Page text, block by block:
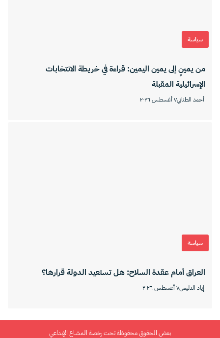
سياسة
من يمينٍ إلى يمين اليمين: قراءة في خريطة الانتخابات
الإسرائيلية المقبلة
أحمد الطناني٧ أغسطس ٢٠٢٦
سياسة
العراق أمام عقدة السلاح: هل تستعيد الدولة قرارها؟
إياد الدليمي٧ أغسطس ٢٠٢٦
بعض الحقوق محفوظة تحت رخصة المشاع الإبداعي